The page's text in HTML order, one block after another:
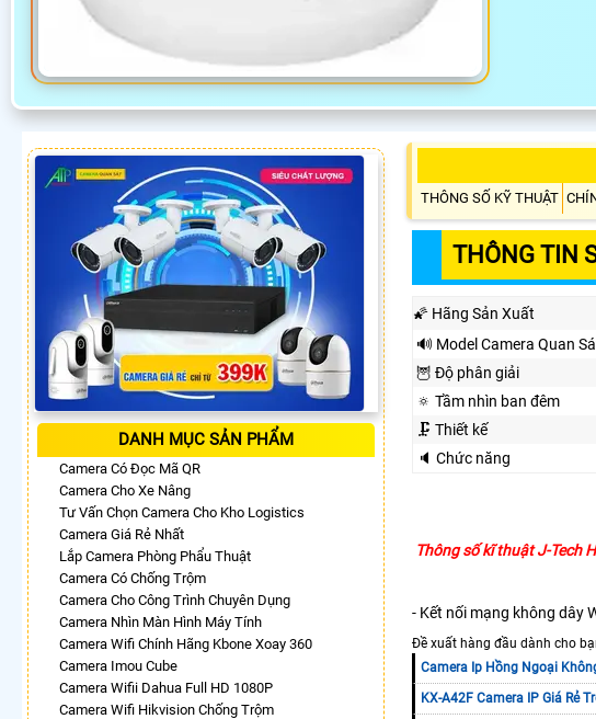
DANH MỤC SẢN PHẨM
Camera Có Đọc Mã QR
Camera Cho Xe Nâng
Tư Vấn Chọn Camera Cho Kho Logistics
Camera Giá Rẻ Nhất
Lắp Camera Phòng Phẩu Thuật
Camera Có Chống Trộm
Camera Cho Công Trình Chuyên Dụng
Camera Nhìn Màn Hình Máy Tính
Camera Wifi Chính Hãng Kbone Xoay 360
Camera Imou Cube
Camera Wifii Dahua Full HD 1080P
Camera Wifi Hikvision Chống Trộm
THÔNG SỐ KỸ THUẬT
THÔNG TIN
🌠 Hãng Sản Xuất
🔊 Model Camera Quan
🦉 Độ phân giải
🔅 Tầm nhìn ban đêm
🗜️ Thiết kế
🔈 Chức năng
Thông số kĩ thuật J-Tech
- Kết nối mạng không dây
Đề xuất hàng đầu dành cho
Camera Ip Hồng Ngoại
KX-A42F Camera IP Giá Rẻ